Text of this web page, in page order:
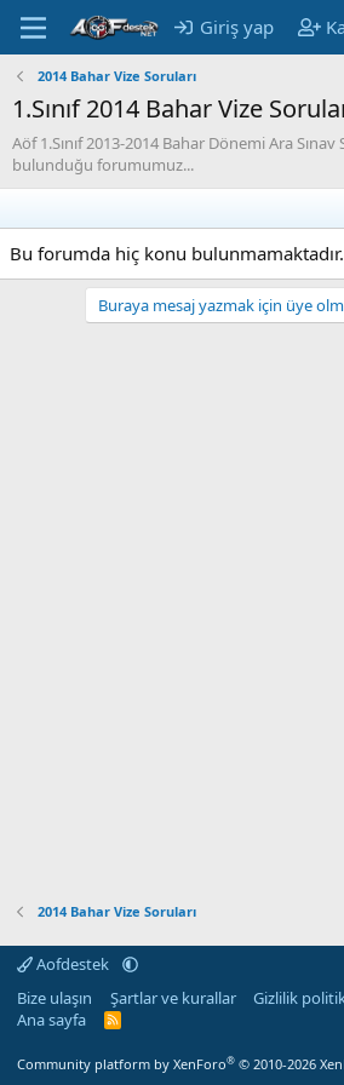
Giriş yap
2014 Bahar Vize Soruları
1.Sınıf 2014 Bahar Vize
Aöf 1.Sınıf 2013-2014 Bahar Dönemi Ara Sınav
bulunduğu forumumuz...
Bu forumda hiç konu bulunmamaktadır.
Buraya mesaj yazmak için üye
2014 Bahar Vize Soruları
Aofdestek
Bize ulaşın
Şartlar ve kurallar Gizlilik
Ana sayfa
R
Community platform by XenForo® © 2010-2026